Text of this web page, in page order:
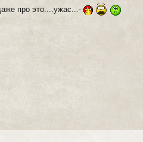
про это....ужас...-